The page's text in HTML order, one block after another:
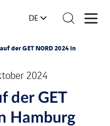
DE
der GET NORD 2024 in
2024
der GET
Hamburg